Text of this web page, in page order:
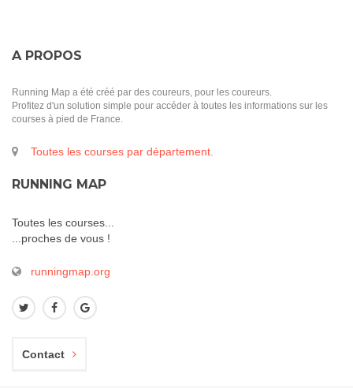
A PROPOS
Running Map a été créé par des coureurs, pour les coureurs.
Profitez d'un solution simple pour accéder à toutes les informations sur les
courses à pied de France.
Toutes les courses par département.
RUNNING MAP
Toutes les courses...
...proches de vous !
runningmap.org
Contact